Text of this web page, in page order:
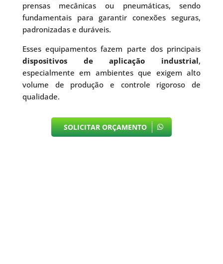
prensas mecânicas ou pneumáticas, sendo
fundamentais para garantir conexões seguras,
padronizadas e duráveis.
Esses equipamentos fazem parte dos principais
dispositivos de aplicação industrial,
especialmente em ambientes que exigem alto
volume de produção e controle rigoroso de
qualidade.
SOLICITAR ORÇAMENTO